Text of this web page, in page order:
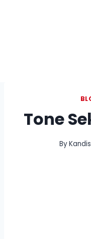
Tone
By